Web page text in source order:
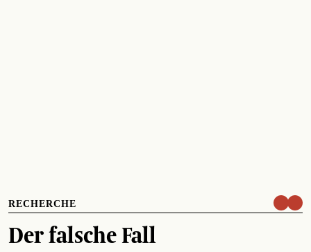
RECHERCHE
Der falsche Fall